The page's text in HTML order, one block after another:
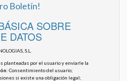
Boletín!
SOBRE
DATOS
S.L.
planteadas por el usuario y enviarle la
: Consentimiento del usuario;
si existe una obligación legal;